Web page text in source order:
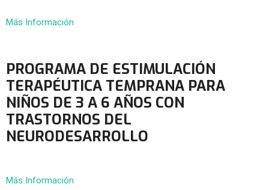
Más Información
PROGRAMA DE ESTIMULACIÓN
TERAPÉUTICA TEMPRANA PARA
NIÑOS DE 3 A 6 AÑOS CON
TRASTORNOS DEL
NEURODESARROLLO
Más Información